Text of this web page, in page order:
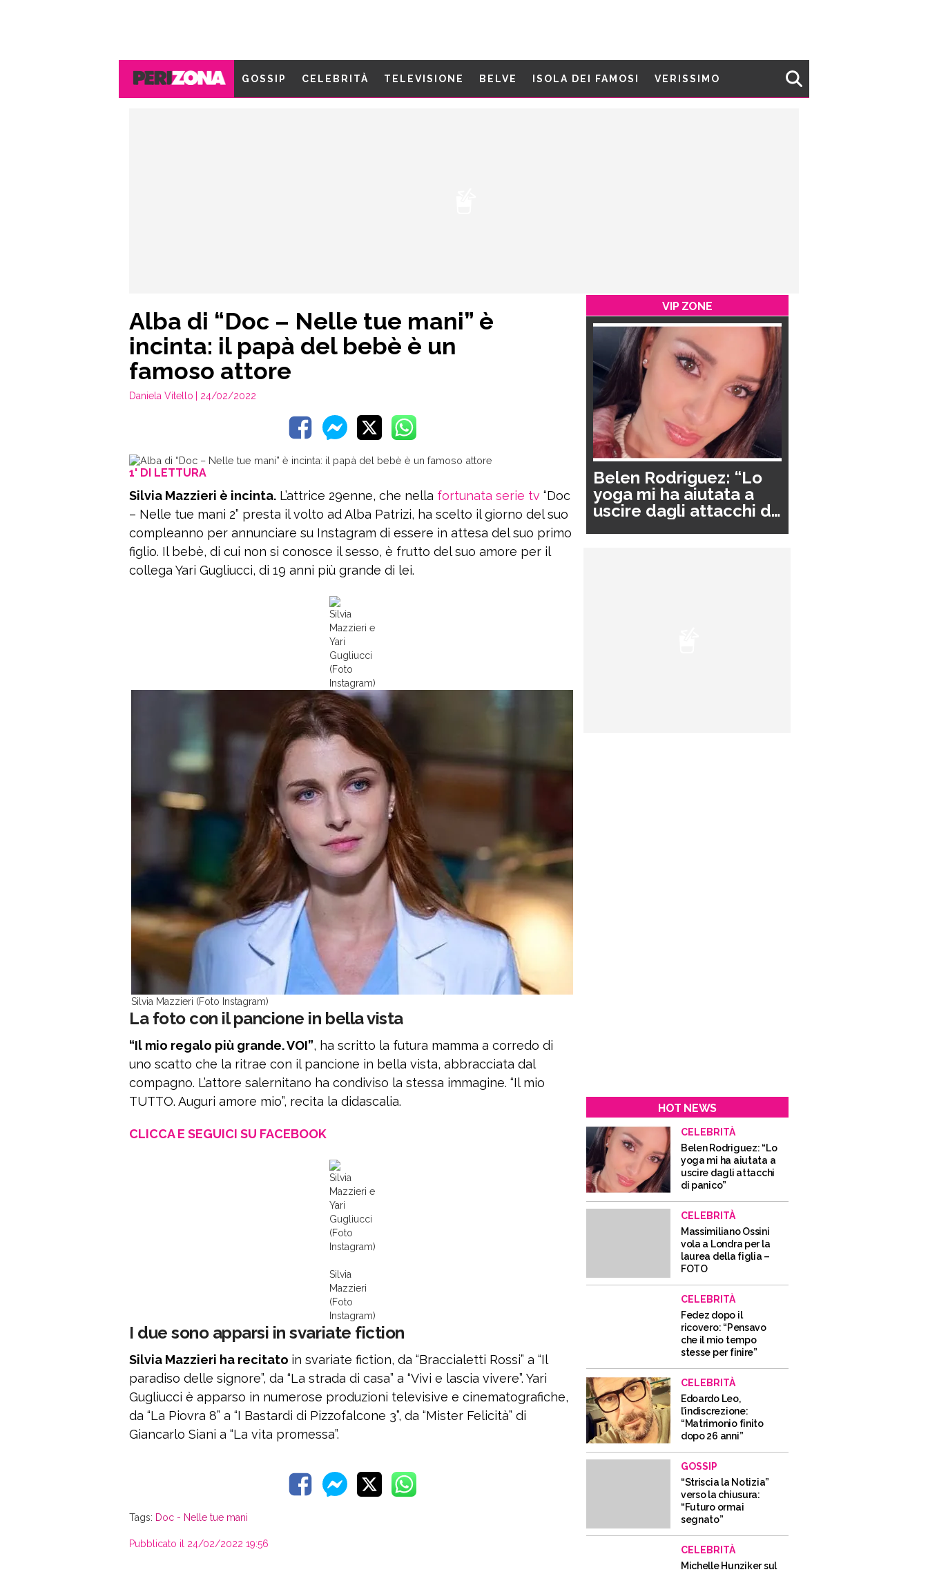
GOSSIP CELEBRITÀ TELEVISIONE BELVE ISOLA DEI FAMOSI VERISSIMO
Alba di “Doc – Nelle tue mani” è
incinta: il papà del bebè è un
famoso attore
Daniela Vitello | 24/02/2022
1' DI LETTURA
Silvia Mazzieri è incinta. L’attrice 29enne, che nella fortunata serie tv “Doc
– Nelle tue mani 2” presta il volto ad Alba Patrizi, ha scelto il giorno del suo
compleanno per annunciare su Instagram di essere in attesa del suo primo
figlio. Il bebè, di cui non si conosce il sesso, è frutto del suo amore per il
collega Yari Gugliucci, di 19 anni più grande di lei.
Silvia
Mazzieri e
Yari
Gugliucci
(Foto
Instagram)
Silvia Mazzieri (Foto Instagram)
La foto con il pancione in bella vista
“Il mio regalo più grande. VOI”, ha scritto la futura mamma a corredo di
uno scatto che la ritrae con il pancione in bella vista, abbracciata dal
compagno. L’attore salernitano ha condiviso la stessa immagine. “Il mio
TUTTO. Auguri amore mio”, recita la didascalia.
CLICCA E SEGUICI SU FACEBOOK
Silvia
Mazzieri e
Yari
Gugliucci
(Foto
Instagram)
Silvia
Mazzieri
(Foto
Instagram)
I due sono apparsi in svariate fiction
Silvia Mazzieri ha recitato in svariate fiction, da “Braccialetti Rossi” a “Il
paradiso delle signore”, da “La strada di casa” a “Vivi e lascia vivere”. Yari
Gugliucci è apparso in numerose produzioni televisive e cinematografiche,
da “La Piovra 8” a “I Bastardi di Pizzofalcone 3”, da “Mister Felicità” di
Giancarlo Siani a “La vita promessa”.
Tags: Doc - Nelle tue mani
Pubblicato il 24/02/2022 19:56
VIP ZONE
Belen Rodriguez: “Lo
yoga mi ha aiutata a
uscire dagli attacchi di
HOT NEWS
CELEBRITÀ
Belen Rodriguez: “Lo
yoga mi ha aiutata a
uscire dagli attacchi
di panico”
CELEBRITÀ
Massimiliano Ossini
vola a Londra per la
laurea della figlia –
FOTO
CELEBRITÀ
Fedez dopo il
ricovero: “Pensavo
che il mio tempo
stesse per finire”
CELEBRITÀ
Edoardo Leo,
l’indiscrezione:
“Matrimonio finito
dopo 26 anni”
GOSSIP
“Striscia la Notizia”
verso la chiusura:
“Futuro ormai
segnato”
CELEBRITÀ
Michelle Hunziker sul